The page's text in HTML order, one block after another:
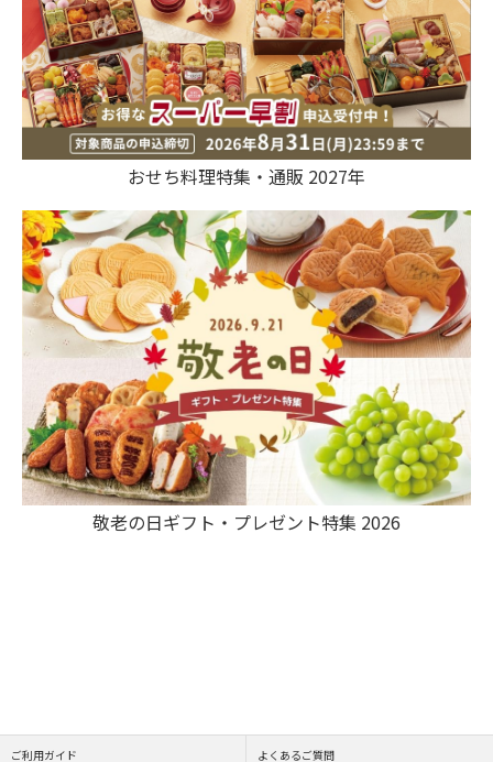
おせち料理特集・通販 2027年
敬老の日ギフト・プレゼント特集 2026
ご利用ガイド よくあるご質問